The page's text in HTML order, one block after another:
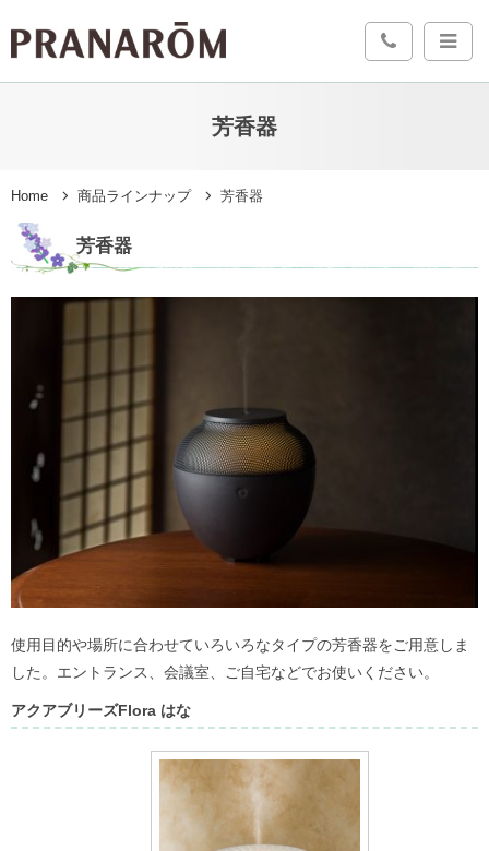
芳香器
Home 商品ラインナップ 芳香器
芳香器
使用目的や場所に合わせていろいろなタイプの芳香器をご用意しま
した。エントランス、会議室、ご自宅などでお使いください。
アクアブリーズFlora はな